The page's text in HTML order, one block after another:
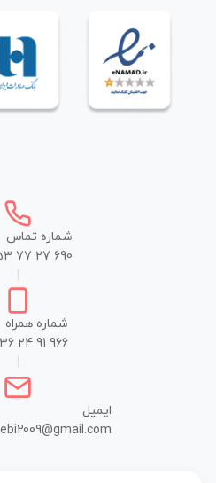
شماره تماس
77 27 690
شماره همراه
24 91 966
ایمیل